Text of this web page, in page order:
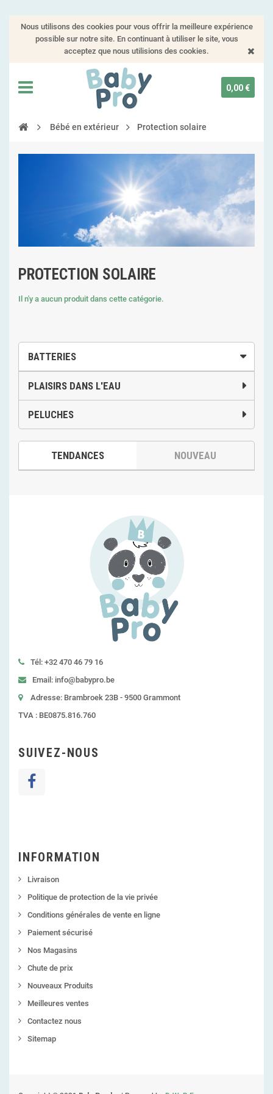
Nous utilisons des cookies pour vous offrir la meilleure expérience
possible sur notre site. En continuant à utiliser le site, vous
acceptez que nous utilisions des cookies.
0,00 €
Bébé en extérieur Protection solaire
BATTERIES
PLAISIRS DANS L'EAU
PELUCHES
TENDANCES NOUVEAU
PROTECTION SOLAIRE
Il n'y a aucun produit dans cette catégorie.
Tél: +32 470 46 79 16
Email: info@babypro.be
Adresse: Brambroek 23B - 9500 Grammont
TVA : BE0875.816.760
SUIVEZ-NOUS
INFORMATION
Livraison
Politique de protection de la vie privée
Conditions générales de vente en ligne
Paiement sécurisé
Nos Magasins
Chute de prix
Nouveaux Produits
Meilleures ventes
Contactez nous
Sitemap